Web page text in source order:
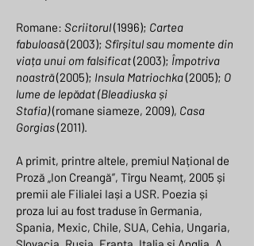
Romane: Scriitorul(1996); Cartea
fabuloasă(2003); Sfîrșitul sau momente din
viața unui om falsificat(2003); Împotriva
noastră(2005); Insula Matriochka(2005); O
lume de lepădat (Bleadiuska și
Stafia)(romane siameze, 2009), Casa
Gorgias(2011).
A primit, printre altele, premiul Național de
Proză „Ion Creangă”, Tîrgu Neamț, 2005 și
premii ale Filialei Iași a USR. Poezia și
proza lui au fost traduse în Germania,
Spania, Mexic, Chile, SUA, Cehia, Ungaria,